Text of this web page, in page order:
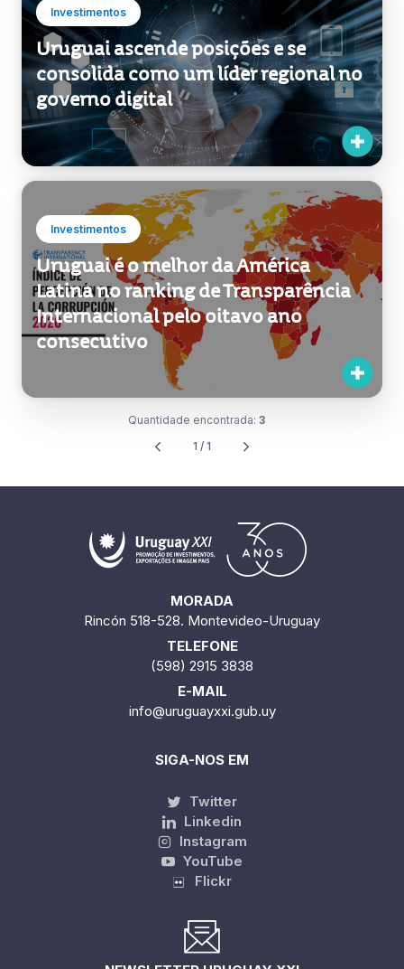
Investimentos
Uruguai ascende posições e se
consolida como um líder regional no
governo digital
Investimentos
Uruguai é o melhor da América
Latina no ranking de Transparência
Internacional pelo oitavo ano
consecutivo
Quantidade encontrada: 3
1 / 1
MORADA
Rincón 518-528. Montevideo-Uruguay
TELEFONE
(598) 2915 3838
E-MAIL
info@uruguayxxi.gub.uy
SIGA-NOS EM
Twitter
Linkedin
Instagram
YouTube
Flickr